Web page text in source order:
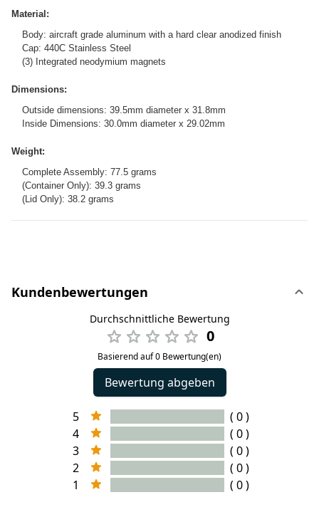
Material:
Body: aircraft grade aluminum with a hard clear anodized finish
Cap: 440C Stainless Steel
(3) Integrated neodymium magnets
Dimensions:
Outside dimensions: 39.5mm diameter x 31.8mm
Inside Dimensions: 30.0mm diameter x 29.02mm
Weight:
Complete Assembly: 77.5 grams
(Container Only): 39.3 grams
(Lid Only): 38.2 grams
Kundenbewertungen
Durchschnittliche Bewertung
0
Basierend auf 0 Bewertung(en)
Bewertung abgeben
5
( 0 )
4
( 0 )
3
( 0 )
2
( 0 )
1
( 0 )